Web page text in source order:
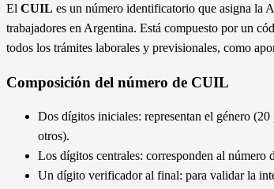
El CUIL es un número identificatorio que asigna la
trabajadores en Argentina. Está compuesto por un
todos los trámites laborales y previsionales, como
Composición del número de CUIL
Dos dígitos iniciales: representan el género
otros).
Los dígitos centrales: corresponden al número
Un dígito verificador al final: para validar la